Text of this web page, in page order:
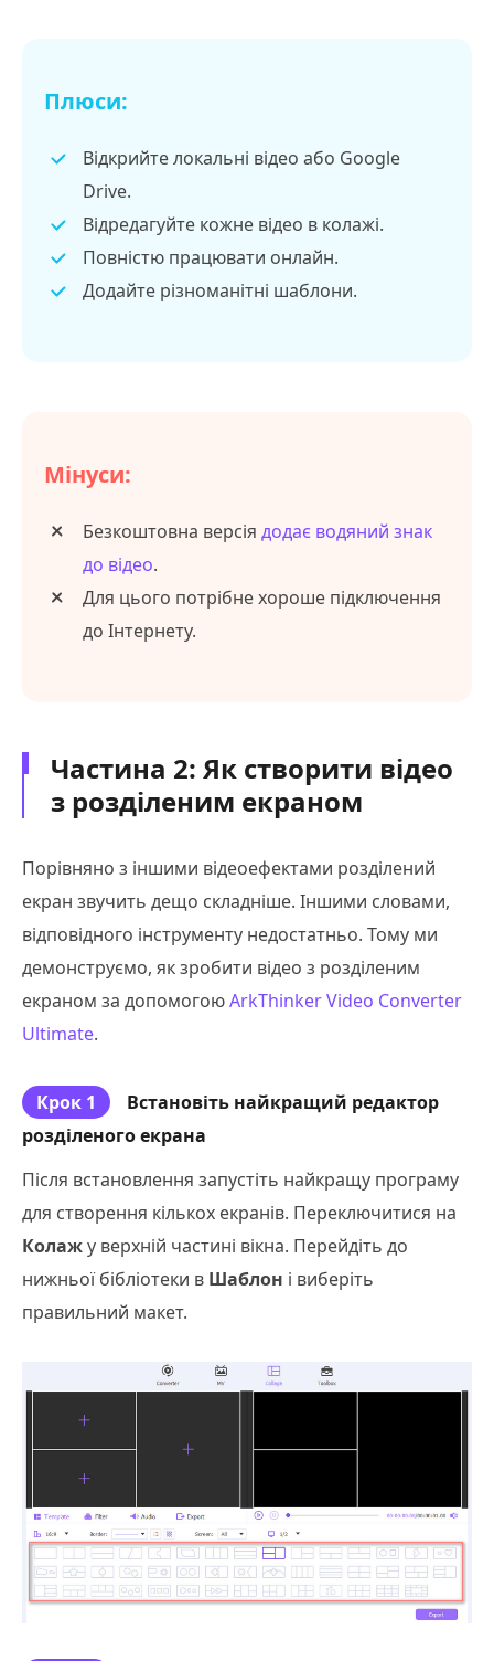
Плюси:
Відкрийте локальні відео або Google
Drive.
Відредагуйте кожне відео в колажі.
Повністю працювати онлайн.
Додайте різноманітні шаблони.
Мінуси:
Безкоштовна версія додає водяний знак
до відео.
Для цього потрібне хороше підключення
до Інтернету.
Частина 2: Як створити відео
з розділеним екраном
Порівняно з іншими відеоефектами розділений
екран звучить дещо складніше. Іншими словами,
відповідного інструменту недостатньо. Тому ми
демонструємо, як зробити відео з розділеним
екраном за допомогоюArkThinker Video Converter
Ultimate.
Крок 1
Встановіть найкращий редактор
розділеного екрана
Після встановлення запустіть найкращу програму
для створення кількох екранів. Переключитися на
Колажу верхній частині вікна. Перейдіть до
нижньої бібліотеки в Шаблон і виберіть
правильний макет.